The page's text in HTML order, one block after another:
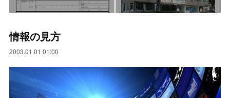
情報の見方
2003.01.01 01:00